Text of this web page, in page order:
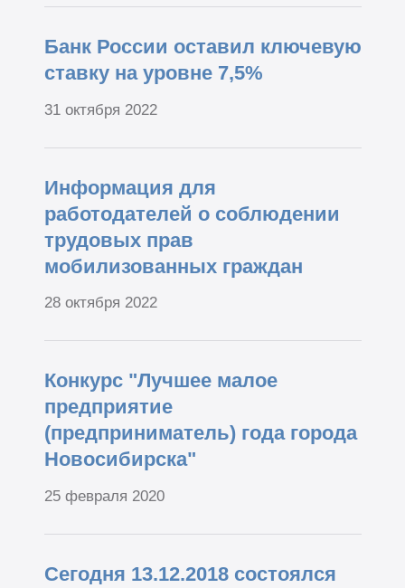
Банк России оставил ключевую
ставку на уровне 7,5%
31 октября 2022
Информация для
работодателей о соблюдении
трудовых прав
мобилизованных граждан
28 октября 2022
Конкурс "Лучшее малое
предприятие
(предприниматель) года города
Новосибирска"
25 февраля 2020
Сегодня 13.12.2018 состоялся